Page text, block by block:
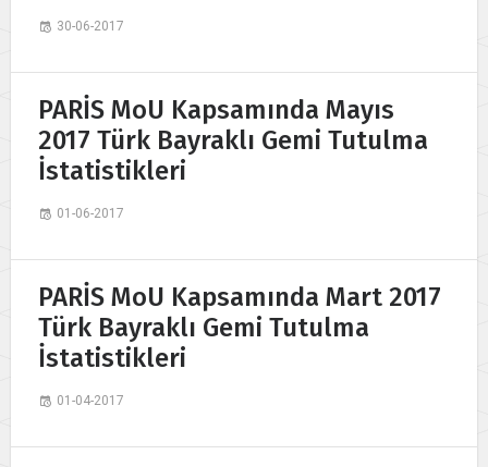
30-06-2017
PARİS MoU Kapsamında Mayıs
2017 Türk Bayraklı Gemi Tutulma
İstatistikleri
01-06-2017
PARİS MoU Kapsamında Mart 2017
Türk Bayraklı Gemi Tutulma
İstatistikleri
01-04-2017